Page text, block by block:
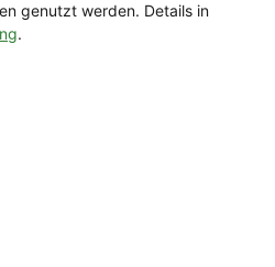
genutzt werden. Details in
.